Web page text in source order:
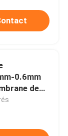
0.6mm
de